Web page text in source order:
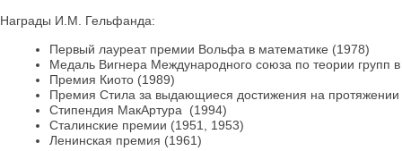
Награды И.М. Гельфанда:
Первый лауреат премии Вольфа в математике (1978)
Mедаль Вигнера Международного союза по теории групп
Премия Киото (1989)
Премия Стила за выдающиеся достижения на протяжении
Стипендия МакАртура (1994)
Сталинские премии (1951, 1953)
Ленинская премия (1961)